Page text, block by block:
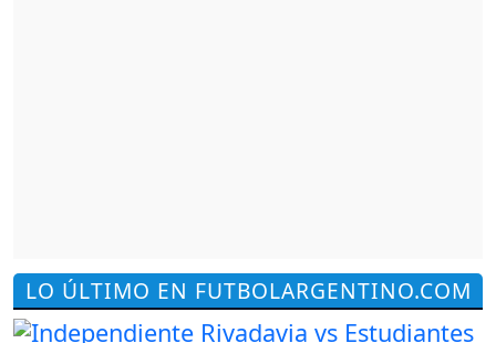
LO ÚLTIMO EN FUTBOLARGENTINO.COM